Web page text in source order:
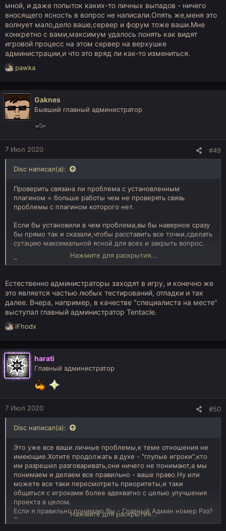
мной, и даже попыток каких-то личных выпадов - ничего
вносящего ясность в вопрос не написали.Опять же,меня это
волнует мало,дело ваше,сервер и форум тоже ваши.Мне
конкретно с вами,максимум удалось понять как видят
игровой процесс на этом сервер на верхушке
администрации,и что это вряд ли как-то измениться.
Р
к
ц
и
и
pawka
Gaknes
Бывший главный администратор
7 Июл 2020 #49
Disc написал(а):
Проверить связана ли проблема с установленным
плагином = больше работы чем не проверять связь
проблемы с плагином которого нет.
Если бы установили в чем проблема,вы бы наверное сразу
бы прямо так и сказали,чтобы расставить все точки,сделать
сутацию максимальной ясной для всех и закрыть вопрос.
В том и дело что я говорил не о том ̶̶̶к̶а̶к̶ ̶н̶а̶ ̶р̶а̶к̶е̶т̶у̶
что сервер все равно лагает,и что он на практике не стал
обрабатывать игру адекватнее,и у игроков не пропала
проблема с лагами.
Проще говоря - одно дело показатели,другое дело
реальная картина.Вопрос был задан потому что сложилось
Опять же,уже был случай на другом проекте когда админы
обновили ядро,игроки жаловались что серв лагает,админы
смотрели на показатели - все было ок,и говорил мол
может это проблема с сетью,или мол ну бывает иногда
чуток лагает пару сек,когда мир сохраняется,а через пол
года главный админ зашел на сервер,поиграл 10 минут и
сообщили что "на сервере такая жопа,играть противно",и
выяснилось что таки проблема была в обнове ядра.
Вообще странно как-то получается,вы делаете
сборки,придумываете игровой баланс,пытаетесь решать
игровые вопросы - а сами играете,или вы все делаете
исключительно с точки зрения "администрации"?
И просто уточню - у меня тут ни с чем проблем нет,ни на
что не жалуюсь,обсуждение это веду исключительно ради
интереса,для внесения ясности по теме,и с надеждой на
улучшение игры на сервере в результате изменения
Нажмите для раскрытия...
Естественно администраторы заходят в игру, и конечно же
это является частью любых тестирований, отладки и так
далее. Вчера, например, в качестве "специалиста на месте"
выступал главный администратор Tentacle.
Р
к
ц
и
и
iFhodx
harati
Главный администратор
7 Июл 2020 #50
Disc написал(а):
Это уже все ваши личные проблемы,к теме отношения не
имеющие.Хотите продолжать в духе - "глупые игроки",кто
им разрешил разговаривать,они ничего не понимают,а мы
понимаем и делаем все правильно - ваше право.Ну или
можете все таки пересмотреть приоритеты,и таки
общаться с игроками более адекватно с целью улучшения
проекта в целом.
Если я правильно понимаю Вы - Главный Админ номер Раз?
Т.е. задаете тон и пример для подражания для всех
Нажмите для раскрытия...